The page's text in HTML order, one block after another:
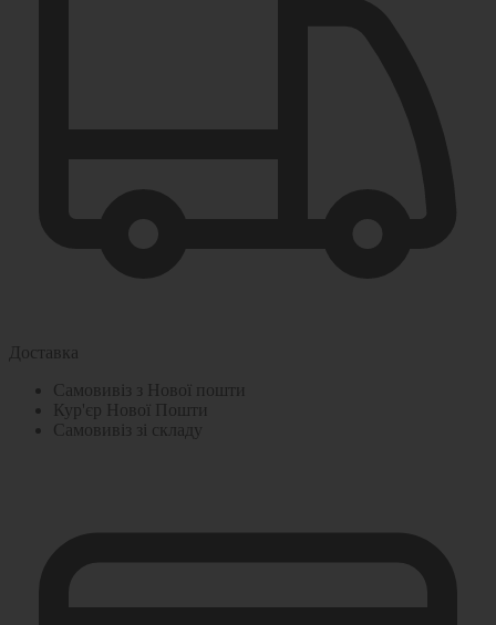
Доставка
Самовивіз з Нової пошти
Кур'єр Нової Пошти
Самовивіз зі складу